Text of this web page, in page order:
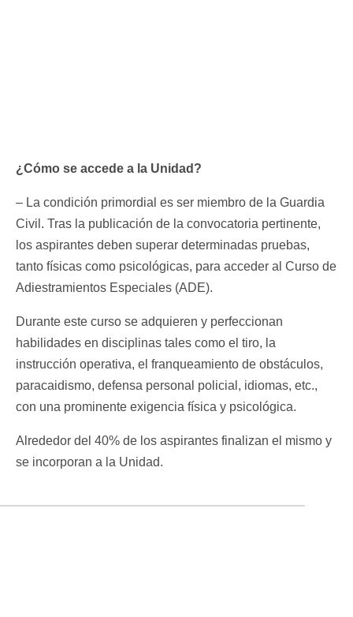
¿Cómo se accede a la Unidad?
– La condición primordial es ser miembro de la Guardia
Civil. Tras la publicación de la convocatoria pertinente,
los aspirantes deben superar determinadas pruebas,
tanto físicas como psicológicas, para acceder al Curso de
Adiestramientos Especiales (ADE).
Durante este curso se adquieren y perfeccionan
habilidades en disciplinas tales como el tiro, la
instrucción operativa, el franqueamiento de obstáculos,
paracaidismo, defensa personal policial, idiomas, etc.,
con una prominente exigencia física y psicológica.
Alrededor del 40% de los aspirantes finalizan el mismo y
se incorporan a la Unidad.